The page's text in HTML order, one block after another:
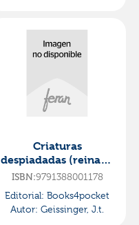
Criaturas
despiadadas (reinas y
monstruos 1)
ISBN:9791388001178
Editorial: Books4pocket
Autor: Geissinger, J.t.